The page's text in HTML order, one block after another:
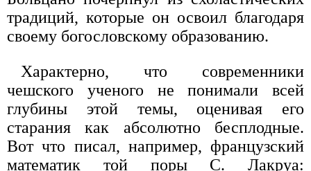
традиций, которые он освоил благодаря
своему богословскому образованию.
Характерно, что современники
чешского ученого не понимали всей
глубины этой темы, оценивая его
старания как абсолютно бесплодные.
Вот что писал, например, французский
математик той поры С. Лакруа: